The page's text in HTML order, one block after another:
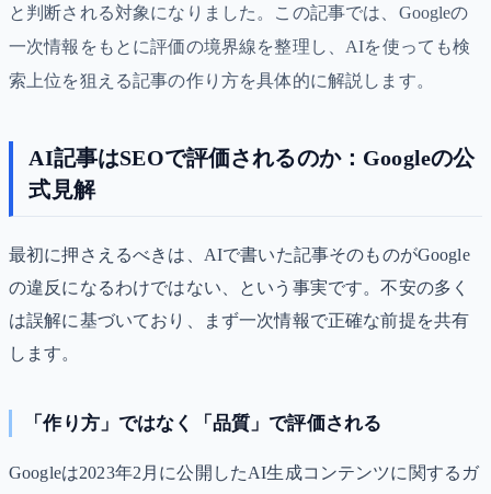
と判断される対象になりました。この記事では、Googleの
一次情報をもとに評価の境界線を整理し、AIを使っても検
索上位を狙える記事の作り方を具体的に解説します。
AI記事はSEOで評価されるのか：Googleの公
式見解
最初に押さえるべきは、AIで書いた記事そのものがGoogle
の違反になるわけではない、という事実です。不安の多く
は誤解に基づいており、まず一次情報で正確な前提を共有
します。
「作り方」ではなく「品質」で評価される
Googleは2023年2月に公開したAI生成コンテンツに関するガ